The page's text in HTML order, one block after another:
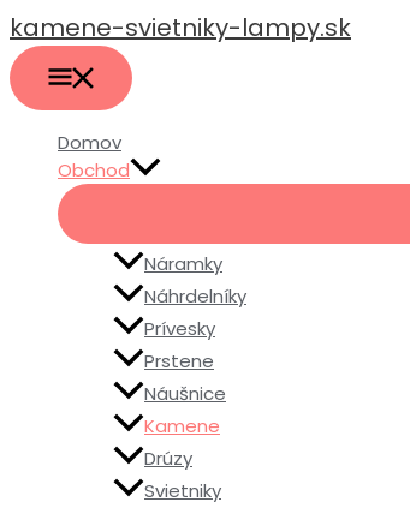
Preskočiť
na
obsah
kamene-svietniky-lampy.sk
MENU
Domov
Obchod
Náramky
Náhrdelníky
Prívesky
Prstene
Náušnice
Kamene
Drúzy
Svietniky